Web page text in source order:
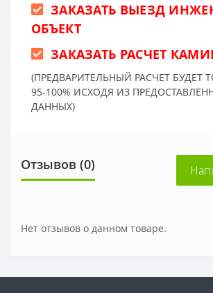
ЗАКАЗАТЬ ВЫЕЗД
ОБЪЕКТ
ЗАКАЗАТЬ РАСЧЕТ
(ПРЕДВАРИТЕЛЬНЫЙ РАСЧЕТ БУДЕТ
95-100% ИСХОДЯ ИЗ
ДАННЫХ)
Отзывов (0)
Нет отзывов о данном товаре.